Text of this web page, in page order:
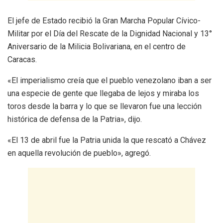
El jefe de Estado recibió la Gran Marcha Popular Cívico-
Militar por el Día del Rescate de la Dignidad Nacional y 13°
Aniversario de la Milicia Bolivariana, en el centro de
Caracas.
«El imperialismo creía que el pueblo venezolano iban a ser
una especie de gente que llegaba de lejos y miraba los
toros desde la barra y lo que se llevaron fue una lección
histórica de defensa de la Patria», dijo.
«El 13 de abril fue la Patria unida la que rescató a Chávez
en aquella revolución de pueblo», agregó.